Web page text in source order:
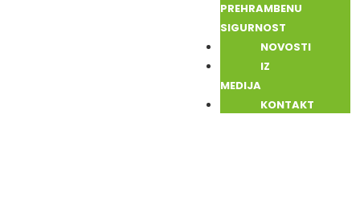
PREHRAMBENU
SIGURNOST
NOVOSTI
IZ
MEDIJA
KONTAKT